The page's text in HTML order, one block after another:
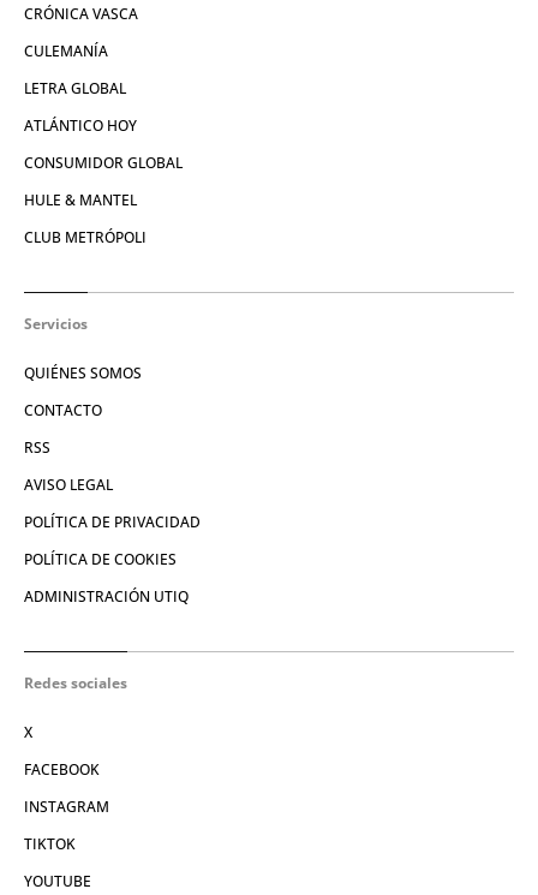
CRÓNICA VASCA
CULEMANÍA
LETRA GLOBAL
ATLÁNTICO HOY
CONSUMIDOR GLOBAL
HULE & MANTEL
CLUB METRÓPOLI
Servicios
QUIÉNES SOMOS
CONTACTO
RSS
AVISO LEGAL
POLÍTICA DE PRIVACIDAD
POLÍTICA DE COOKIES
ADMINISTRACIÓN UTIQ
Redes sociales
X
FACEBOOK
INSTAGRAM
TIKTOK
YOUTUBE